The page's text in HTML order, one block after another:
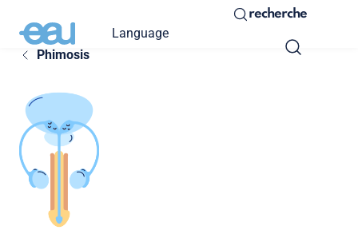
Language
recherche
Phimosis